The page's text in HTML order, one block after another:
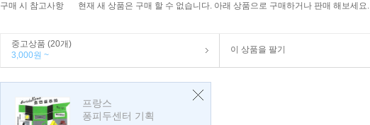
구매 시 참고사항 현재 새 상품은 구매 할 수 없습니다. 아래 상품으로 구매하거나 판매 해보세요.
중고상품 (20개)
3,000원 ~
이 상품을 팔기
프랑스
퐁피두센터 기획